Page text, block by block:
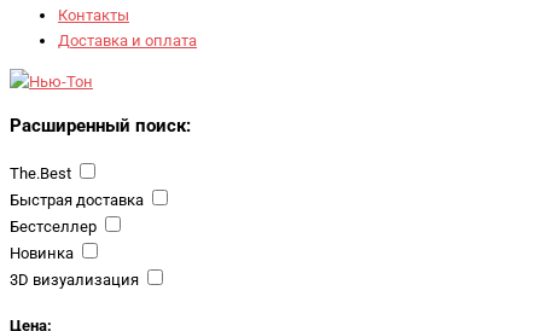
Контакты
Доставка и оплата
Расширенный поиск:
The.Best
Быстрая доставка
Бестселлер
Новинка
3D визуализация
Цена: